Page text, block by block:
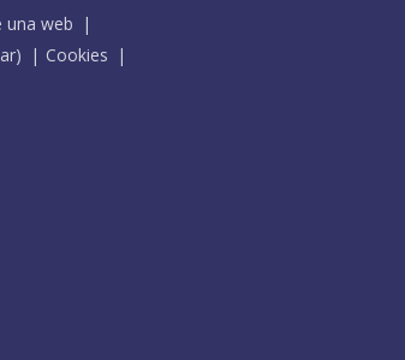
una web
)
Cookies